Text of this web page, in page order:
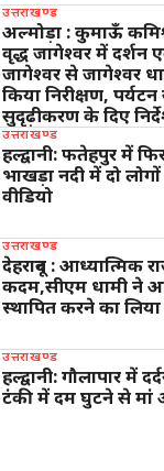
उत्तराखण्ड
अल्मोड़ा : कुमाऊँ
वृद्ध जागेश्वर में दर्शन
जागेश्वर से जागेश्वर
किया निरीक्षण,
सुदृढ़ीकरण के दिए
उत्तराखण्ड
हल्द्वानी: फतेहपुर में
भाखड़ा नदी में दो
वीडियो
उत्तराखण्ड
देहरादून : आध्यात्मिक
कदम,सीएम धामी ने
स्थापित करने का
उत्तराखण्ड
हल्द्वानी: गौलापार में
टंकी में दम घुटने से मां